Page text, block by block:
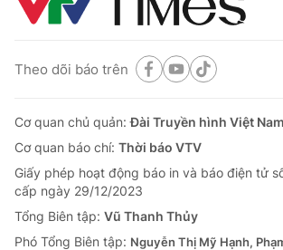
Hậu trường
Giải sao mai
Điện ảnh
Âm nhạc
Du lịch
Làm đẹp
Chất lượng cuộc sống
Tuyển sinh
Học trực tuyến
Công nghệ
Hitech Công nghệ tương lai
Sản phẩm
Giao lưu trực tuyến
Theo dõi báo trên
Cơ quan chủ quản:Đài Truyền hình Việt Nam
Cơ quan báo chí: Thời báo VTV
Giấy phép hoạt động báo in và báo điện tử
cấp ngày 29/12/2023
Tổng Biên tập: Vũ Thanh Thủy
Phó Tổng Biên tập: Nguyễn Thị Mỹ Hạnh,